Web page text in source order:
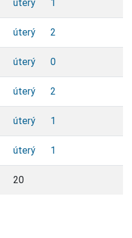
úterý 1
úterý 2
úterý 0
úterý 2
úterý 1
úterý 1
20